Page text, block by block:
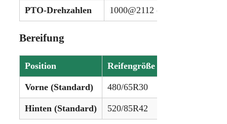
PTO-Drehzahlen 1000@2112 (hinten),
Bereifung
Position Reifengröße
Vorne (Standard) 480/65R30
Hinten (Standard) 520/85R42